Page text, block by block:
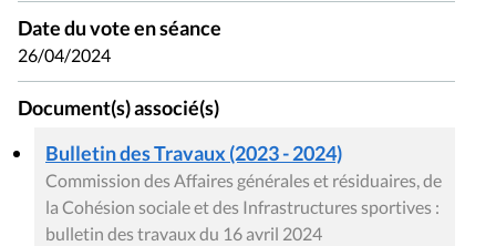
Date du vote en séance
26/04/2024
Document(s) associé(s)
Bulletin des Travaux (2023 - 2024)
Commission des Affaires générales et résiduaires, de
la Cohésion sociale et des Infrastructures sportives :
bulletin des travaux du 16 avril 2024